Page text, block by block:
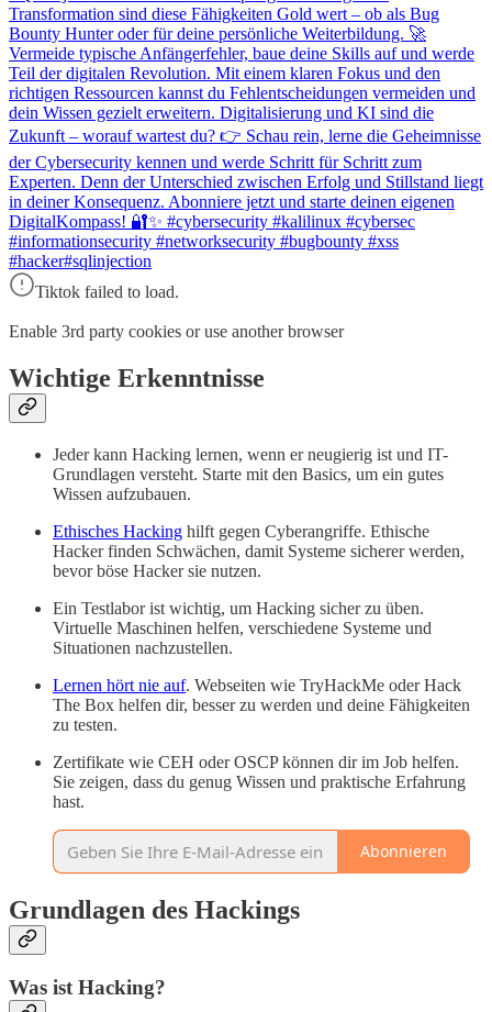
Transformation sind diese Fähigkeiten Gold wert – ob als Bug
Bounty Hunter oder für deine persönliche Weiterbildung. 🚀
Vermeide typische Anfängerfehler, baue deine Skills auf und werde
Teil der digitalen Revolution. Mit einem klaren Fokus und den
richtigen Ressourcen kannst du Fehlentscheidungen vermeiden und
dein Wissen gezielt erweitern. Digitalisierung und KI sind die
Zukunft – worauf wartest du? 👉 Schau rein, lerne die Geheimnisse
der Cybersecurity kennen und werde Schritt für Schritt zum
Experten. Denn der Unterschied zwischen Erfolg und Stillstand liegt
in deiner Konsequenz. Abonniere jetzt und starte deinen eigenen
DigitalKompass! 🔐✨ #cybersecurity #kalilinux #cybersec
#informationsecurity #networksecurity #bugbounty #xss
#hacker#sqlinjection
Tiktok failed to load.
Enable 3rd party cookies or use another browser
Wichtige Erkenntnisse
Jeder kann Hacking lernen, wenn er neugierig ist und IT-
Grundlagen versteht. Starte mit den Basics, um ein gutes
Wissen aufzubauen.
Ethisches Hacking hilft gegen Cyberangriffe. Ethische
Hacker finden Schwächen, damit Systeme sicherer werden,
bevor böse Hacker sie nutzen.
Ein Testlabor ist wichtig, um Hacking sicher zu üben.
Virtuelle Maschinen helfen, verschiedene Systeme und
Situationen nachzustellen.
Lernen hört nie auf. Webseiten wie TryHackMe oder Hack
The Box helfen dir, besser zu werden und deine Fähigkeiten
zu testen.
Zertifikate wie CEH oder OSCP können dir im Job helfen.
Sie zeigen, dass du genug Wissen und praktische Erfahrung
hast.
Abonnieren
Grundlagen des Hackings
Was ist Hacking?